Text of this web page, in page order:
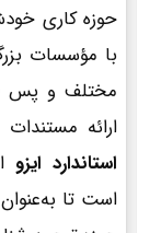
حوزه کاری
با مؤسسات
مختلف و پس
ارائه
استاندارد ایزو
است تا به‌عنوان